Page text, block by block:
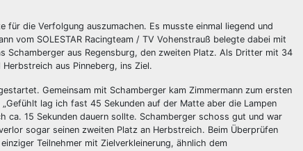
die Verfolgung auszumachen. Es musste einmal liegend und
vom SOLESTAR Racingteam / TV Vohenstrauß belegte dabei mit
Schamberger aus Regensburg, den zweiten Platz. Als Dritter mit 34
aus Pinneberg, ins Ziel.
Gemeinsam mit Schamberger kam Zimmermann zum ersten
lag ich fast 45 Sekunden auf der Matte aber die Lampen
ca. 15 Sekunden dauern sollte. Schamberger schoss gut und war
sogar seinen zweiten Platz an Herbstreich. Beim Überprüfen
Teilnehmer mit Zielverkleinerung, ähnlich dem